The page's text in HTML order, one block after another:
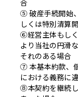
合
⑤ 破産手続開始
しくは特別清算
⑥経営主体もし
より当社の円滑
それのある場合
⑦ 本基本約款、
における義務に
⑧本契約を継続